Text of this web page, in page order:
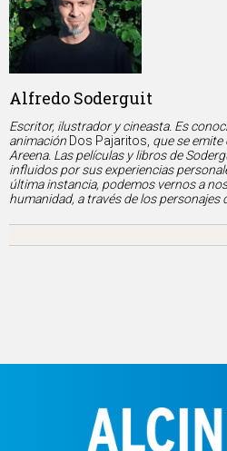
Alfredo Soderguit
Escritor, ilustrador y cineasta. Es
animación Dos Pajaritos, que se emite
Areena. Las películas y libros de
influidos por sus experiencias
última instancia, podemos vernos a
humanidad, a través de los personajes